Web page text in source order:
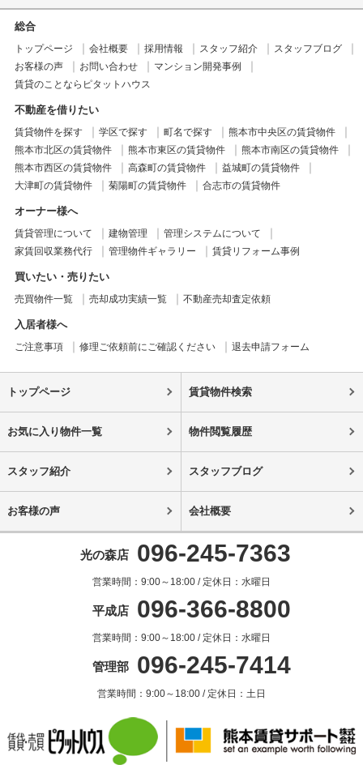
総合
トップページ 会社概要 採用情報 スタッフ紹介
スタッフブログ
お客様の声
お問い合わせ
マンション開発事例
賃貸のことならピタットハウス
不動産を借りたい
賃貸物件を探す 学区で探す 町名で探す
熊本市中央区の賃貸物件
熊本市北区の賃貸物件
熊本市東区の賃貸物件
熊本市南区の賃貸物件
熊本市西区の賃貸物件
高森町の賃貸物件
益城町の賃貸物件
大津町の賃貸物件
菊陽町の賃貸物件 合志市の賃貸物件
オーナー様へ
賃貸管理について 建物管理
管理システムについて
家賃回収業務代行
管理物件ギャラリー 賃貸リフォーム事例
買いたい・売りたい
売買物件一覧 売却成功実績一覧 不動産売却査定依頼
入居者様へ
ご注意事項 修理ご依頼前にご確認ください 退去申請フォーム
トップページ 賃貸物件検索
お気に入り物件一覧 物件閲覧履歴
スタッフ紹介 スタッフブログ
お客様の声 会社概要
光の森店 096-245-7363
営業時間：9:00～18:00 / 定休日：水曜日
平成店 096-366-8800
営業時間：9:00～18:00 / 定休日：水曜日
管理部 096-245-7414
営業時間：9:00～18:00 / 定休日：土日